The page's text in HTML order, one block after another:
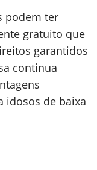
podem ter
gratuito que
garantidos
continua
idosos de baixa